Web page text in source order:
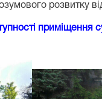
розвитку
приміщення